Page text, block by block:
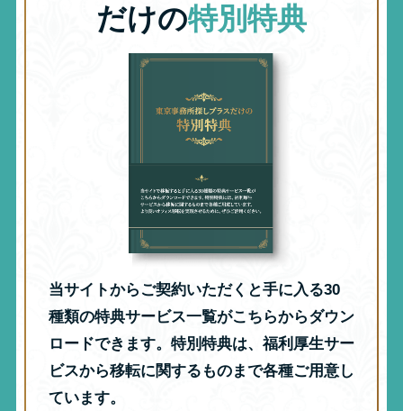
だけの特別特典
当サイトからご契約いただくと手に入る30
種類の特典サービス一覧がこちらからダウン
ロードできます。特別特典は、福利厚生サー
ビスから移転に関するものまで各種ご用意し
ています。